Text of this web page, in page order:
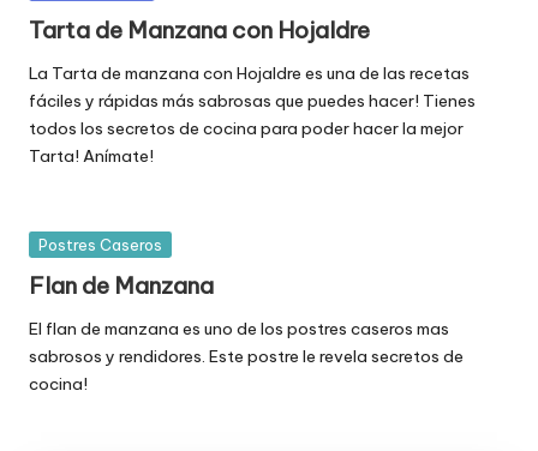
Tarta de Manzana con Hojaldre
La Tarta de manzana con Hojaldre es una de las recetas
fáciles y rápidas más sabrosas que puedes hacer! Tienes
todos los secretos de cocina para poder hacer la mejor
Tarta! Anímate!
Publicada
Postres Caseros
Flan de Manzana
El flan de manzana es uno de los postres caseros mas
sabrosos y rendidores. Este postre le revela secretos de
cocina!